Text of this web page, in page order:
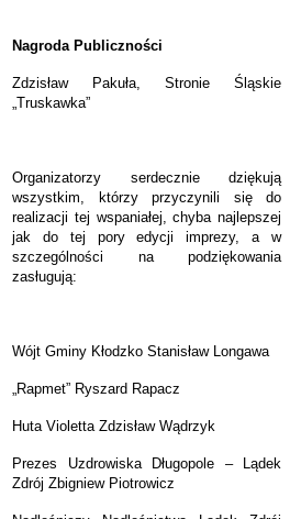
Nagroda Publiczności
Zdzisław Pakuła, Stronie Śląskie
„Truskawka”
Organizatorzy serdecznie dziękują
wszystkim, którzy przyczynili się do
realizacji tej wspaniałej, chyba najlepszej
jak do tej pory edycji imprezy, a w
szczególności na podziękowania
zasługują:
Wójt Gminy Kłodzko Stanisław Longawa
„Rapmet” Ryszard Rapacz
Huta Violetta Zdzisław Wądrzyk
Prezes Uzdrowiska Długopole – Lądek
Zdrój Zbigniew Piotrowicz